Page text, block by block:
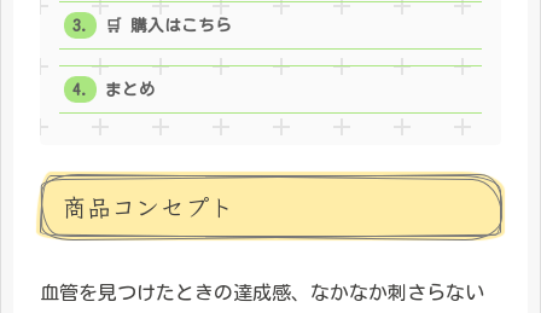
🛒 購入はこちら
まとめ
商品コンセプト
血管を見つけたときの達成感、なかなか刺さらない